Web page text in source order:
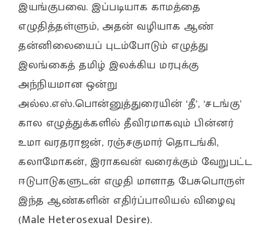
இயங்குபவை. இப்படியாக காமத்தை
எழுதித்தள்ளும், அதன் வழியாக ஆண்
தன்னிலையைப் புடம்போடும் எழுத்து
இலங்கைத் தமிழ் இலக்கிய மரபுக்கு
அந்நியமான ஒன்று
அல்ல.எஸ்.பொன்னுத்துரையின் ‘தீ’, ‘சடங்கு’
கால எழுத்துக்களில் தீவிரமாகவும் பின்னர்
உமா வரதராஜன், ரஞ்சகுமார் தொடங்கி,
கலாமோகன், இராகவன் வரைக்கும் வேறுபட்ட
ஈடுபாடுகளுடன் எழுதி மாளாத பேசுபொருள்
இந்த ஆண்களின் எதிர்ப்பாலியல் விழைவு
(Male Heterosexual Desire).